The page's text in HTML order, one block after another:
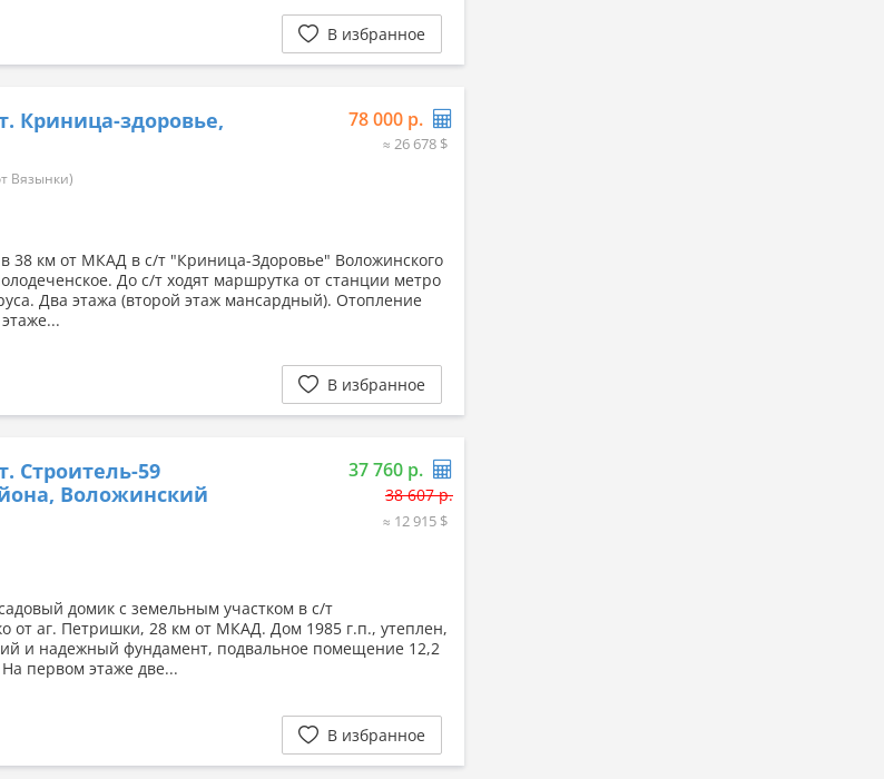
В избранное
Криница-здоровье,
Вязынки)
78 000 р.
≈ 26 678 $
38 км от МКАД в с/т "Криница-Здоровье" Воложинского
До с/т ходят маршрутка от станции метро
Два этажа (второй этаж мансардный). Отопление
В избранное
Строитель-59
Воложинский
37 760 р.
38 607 р.
≈ 12 915 $
домик с земельным участком в с/т
от аг. Петришки, 28 км от МКАД. Дом 1985 г.п., утеплен,
и надежный фундамент, подвальное помещение 12,2
первом этаже две...
В избранное